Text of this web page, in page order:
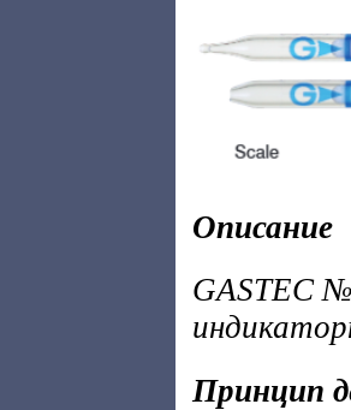
Описание
GASTEC
Принцип